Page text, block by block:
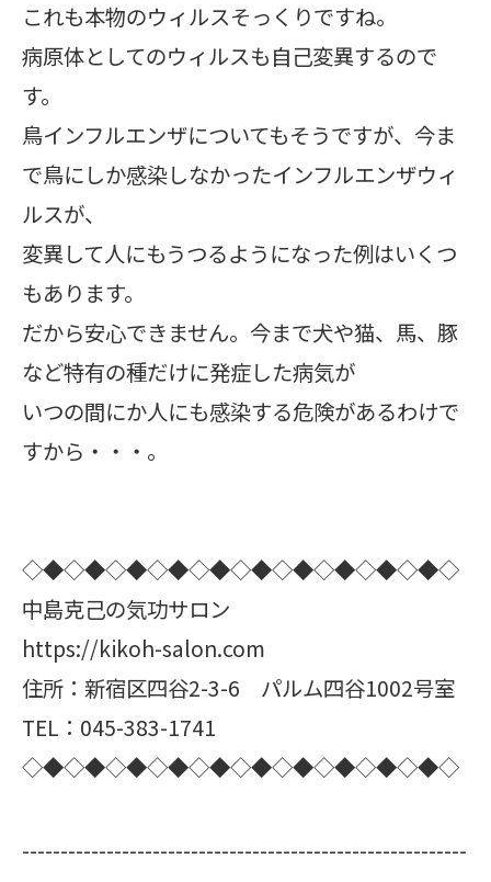
これも本物のウィルスそっくりですね。
病原体としてのウィルスも自己変異するので
す。
鳥インフルエンザについてもそうですが、今ま
で鳥にしか感染しなかったインフルエンザウィ
ルスが、
変異して人にもうつるようになった例はいくつ
もあります。
だから安心できません。今まで犬や猫、馬、豚
など特有の種だけに発症した病気が
いつの間にか人にも感染する危険があるわけで
すから・・・。
◇◆◇◆◇◆◇◆◇◆◇◆◇◆◇◆◇◆◇◆◇
中島克己の気功サロン
https://kikoh-salon.com
住所：新宿区四谷2-3-6 パルム四谷1002号室
TEL：045-383-1741
◇◆◇◆◇◆◇◆◇◆◇◆◇◆◇◆◇◆◇◆◇
----------------------------------------------------------